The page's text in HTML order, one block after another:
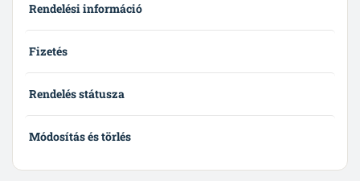
Rendelési információ
Fizetés
Rendelés státusza
Módosítás és törlés